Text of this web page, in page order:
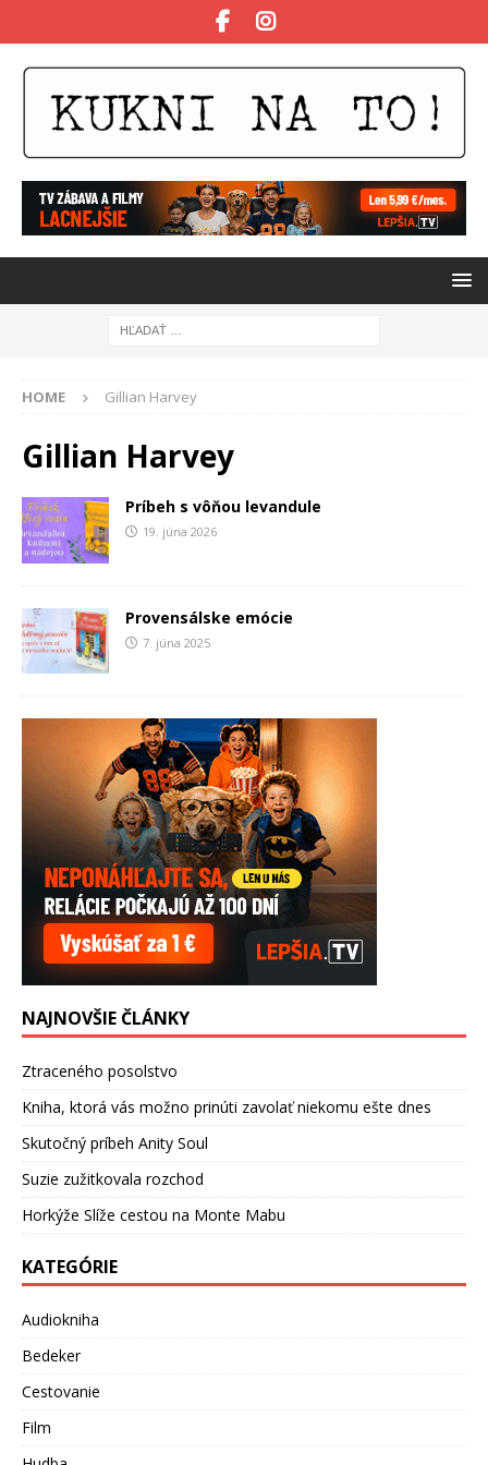
HOME Gillian Harvey
Gillian Harvey
Príbeh s vôňou levandule
19. júna 2026
Provensálske emócie
7. júna 2025
NAJNOVŠIE ČLÁNKY
Ztraceného posolstvo
Kniha, ktorá vás možno prinúti zavolať niekomu ešte dnes
Skutočný príbeh Anity Soul
Suzie zužitkovala rozchod
Horkýže Slíže cestou na Monte Mabu
KATEGÓRIE
Audiokniha
Bedeker
Cestovanie
Film